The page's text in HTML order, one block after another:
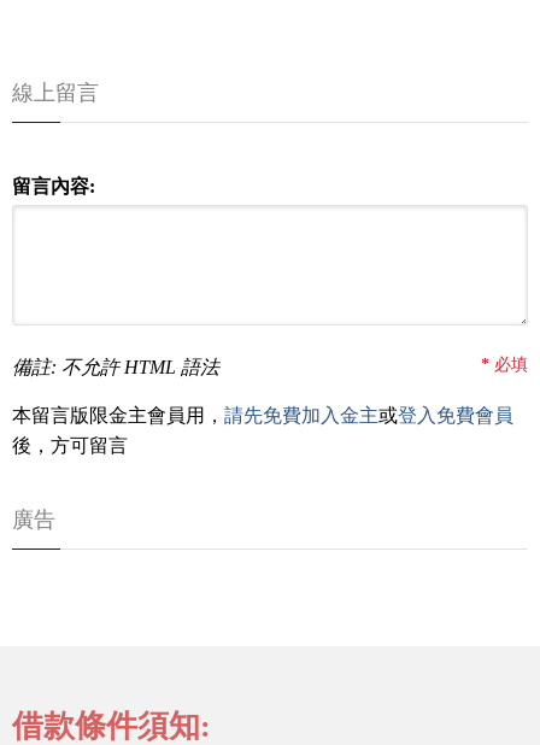
線上留言
留言內容:
備註: 不允許 HTML 語法 * 必填
本留言版限金主會員用， 請先免費加入金主或登入免費會員
後，方可留言
廣告
借款條件須知: